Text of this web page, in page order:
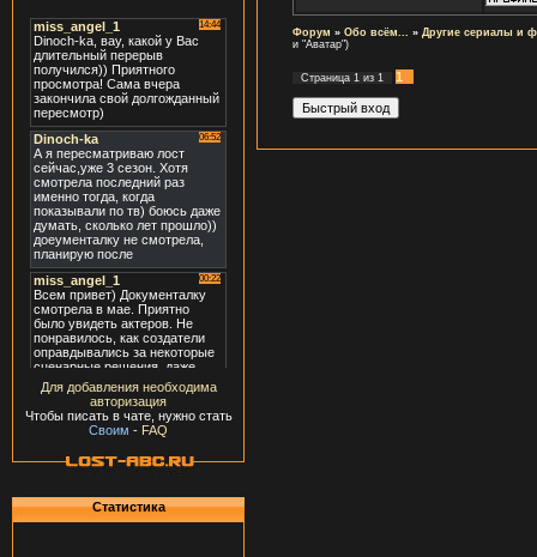
Для добавления необходима
авторизация
Чтобы писать в чате, нужно стать
Своим - FAQ
Статистика
Форум » Обо всём... » Другие сериалы и
и "Аватар")
Страница 1 из 1 1